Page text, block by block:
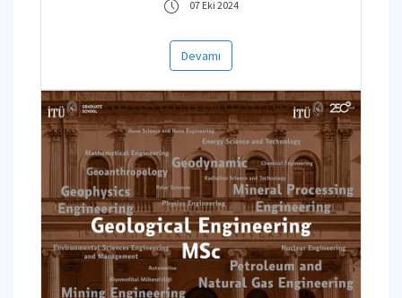
07 Eki 2024
Devamı